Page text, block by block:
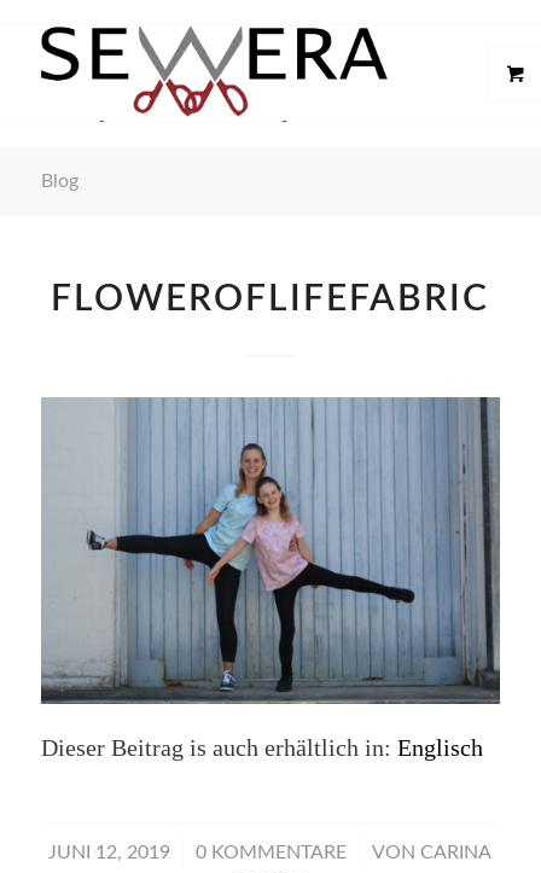
Blog
FLOWEROFLIFEFABRIC
Dieser Beitrag is auch erhältlich in: Englisch
JUNI 12, 2019
/ 0 KOMMENTARE
/ VON CARINA